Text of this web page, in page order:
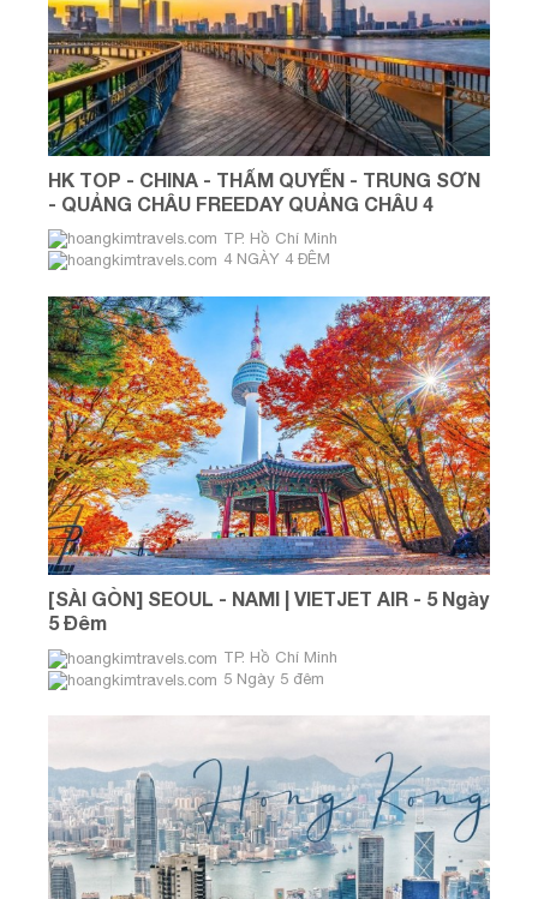
HK TOP - CHINA - THẨM QUYẾN - TRUNG SƠN
- QUẢNG CHÂU FREEDAY QUẢNG CHÂU 4
NGÀY 4 ĐÊM
TP. Hồ Chí Minh
4 NGÀY 4 ĐÊM
[SÀI GÒN] SEOUL - NAMI | VIETJET AIR - 5 Ngày
5 Đêm
TP. Hồ Chí Minh
5 Ngày 5 đêm